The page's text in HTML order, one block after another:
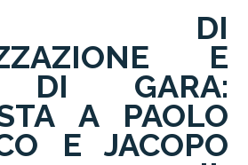
DI
E
DI GARA:
A PAOLO
E JACOPO